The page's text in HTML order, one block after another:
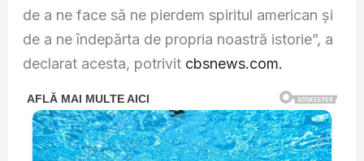
de a ne face să ne pierdem spiritul american și
de a ne îndepărta de propria noastră istorie”, a
declarat acesta, potrivit cbsnews.com.